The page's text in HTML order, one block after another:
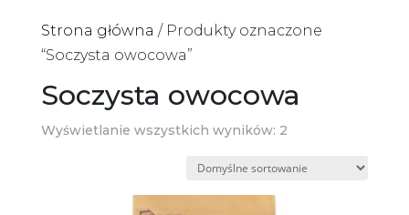
Strona główna / Produkty oznaczone
“Soczysta owocowa”
Soczysta owocowa
Wyświetlanie wszystkich wyników: 2